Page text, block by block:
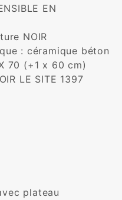
EN
NOIR
: céramique béton
70 (+1 x 60 cm)
LE SITE 1397
plateau